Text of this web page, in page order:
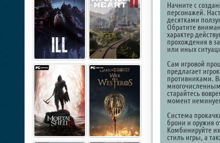
Начните с
персонажей.
десятками
Обратите
характер
прохождения в
или иных
Сам игровой
предлагает
противниками.
старайтесь
момент
Система
брони и оружия
Комбинируйте
стиль игры, а